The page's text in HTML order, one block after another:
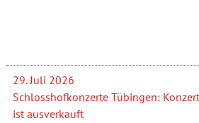
29. Juli 2026
Schlosshofkonzerte Tübingen:
ist ausverkauft